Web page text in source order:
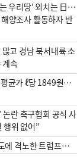
우리땅’ 외치는 日…
양조사 활동하자 반
고 경남 북서내륙 소
속
균가 ℓ당 1849원…
논란 축구협회 공식 사
위 없어”
에 격노한 트럼프…